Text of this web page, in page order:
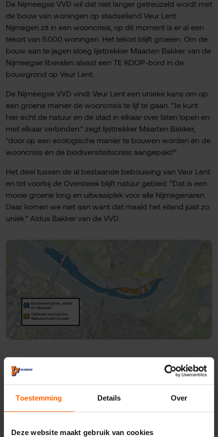
Toestemming Details Over
Deze website maakt gebruik van cookies
De Nijmeegse VVD wil dat niet langer getreuzeld wordt met
de bouw van woningen op stadseiland Veur Lent.
Nijmegen zit in een wooncrisis, op dit moment is er al een
tekort van 5.000 woningen. Het tekort blijft groeien. Om de
bouw aan te jagen sloeg lijsttrekker Maarten Bakker van de
Nijmeegse liberalen alvast een TE KOOP-bord in de
bouwgrond op Veur Lent.
De Nijmeegse VVD vindt Veur Lent een unieke kans om op
een groene manier de wooncrisis te lijf te gaan. "Je kunt
hier echt de natuur en de stad in elkaar over laten lopen en
met elkaar verbinden." zegt lijsttrekker Maarten Bakker,
"door op een ecologische manier te bouwen worden én de
wooncrisis én de biodiversiteitscrisis aangepakt!”
Het deel tussen de al bestaande bebouwing van Veur Lent
en tot voorbij de Oversteek blijft natuur gebied. “Dat is een
mooie groene long en uitwaaiplek voor alle Nijmegenaren.
Daar komen we niet aan want dat maakt het eiland juist zo
uniek.” Aldus Bakker van de VVD.
Nieuws Wonen Milieu